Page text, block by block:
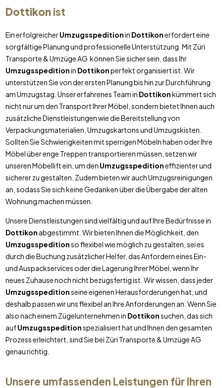
Dottikonist
Ein erfolgreicherUmzugsspeditionin Dottikonerfordert eine
sorgfältige Planung und professionelle Unterstützung. Mit Züri
Transporte & Umzüge AG können Sie sicher sein, dass Ihr
Umzugsspeditionin Dottikonperfekt organisiert ist. Wir
unterstützen Sie von der ersten Planung bis hin zur Durchführung
am Umzugstag. Unser erfahrenes Team in Dottikonkümmert sich
nicht nur um den Transport Ihrer Möbel, sondern bietet Ihnen auch
zusätzliche Dienstleistungen wie die Bereitstellung von
Verpackungsmaterialien, Umzugskartons und Umzugskisten.
Sollten Sie Schwierigkeiten mit sperrigen Möbeln haben oder Ihre
Möbel über enge Treppen transportieren müssen, setzen wir
unseren Möbellift ein, um den Umzugsspeditioneffizienter und
sicherer zu gestalten. Zudem bieten wir auch Umzugsreinigungen
an, sodass Sie sich keine Gedanken über die Übergabe der alten
Wohnung machen müssen.
Unsere Dienstleistungen sind vielfältig und auf Ihre Bedürfnisse in
Dottikon abgestimmt. Wir bieten Ihnen die Möglichkeit, den
Umzugsspeditionso flexibel wie möglich zu gestalten, sei es
durch die Buchung zusätzlicher Helfer, das Anfordern eines Ein-
und Auspackservices oder die Lagerung Ihrer Möbel, wenn Ihr
neues Zuhause noch nicht bezugsfertig ist. Wir wissen, dass jeder
Umzugsspeditionseine eigenen Herausforderungen hat, und
deshalb passen wir uns flexibel an Ihre Anforderungen an. Wenn Sie
also nach einem Zügelunternehmen in Dottikonsuchen, das sich
aufUmzugsspeditionspezialisiert hat und Ihnen den gesamten
Prozess erleichtert, sind Sie bei Züri Transporte & Umzüge AG
genau richtig.
Unsere umfassenden Leistungen für Ihren